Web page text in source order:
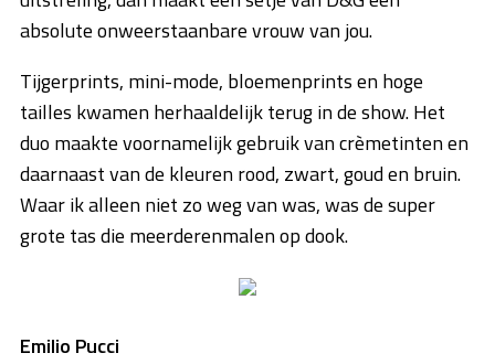
absolute onweerstaanbare vrouw van jou.
Tijgerprints, mini-mode, bloemenprints en hoge
tailles kwamen herhaaldelijk terug in de show. Het
duo maakte voornamelijk gebruik van crèmetinten en
daarnaast van de kleuren rood, zwart, goud en bruin.
Waar ik alleen niet zo weg van was, was de super
grote tas die meerderenmalen op dook.
Emilio Pucci